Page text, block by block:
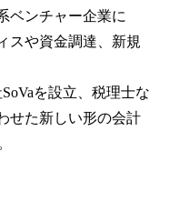
ベンチャー企業に
スや資金調達、新規
を設立、税理士な
せた新しい形の会計